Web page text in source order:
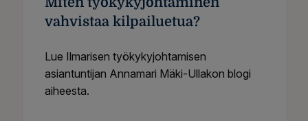
vahvistaa kilpailuetua?
Lue Ilmarisen työkykyjohtamisen
asiantuntijan Annamari Mäki-Ullakon blogi
aiheesta.